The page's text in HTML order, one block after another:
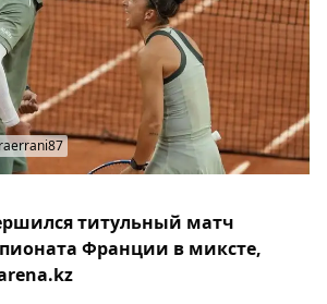
титульный матч
Франции в миксте,